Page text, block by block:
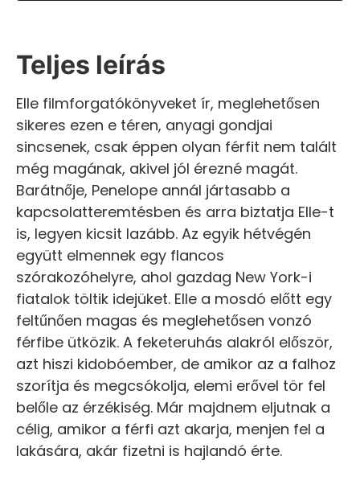
Teljes leírás
Elle filmforgatókönyveket ír, meglehetősen
sikeres ezen e téren, anyagi gondjai
sincsenek, csak éppen olyan férfit nem talált
még magának, akivel jól érezné magát.
Barátnője, Penelope annál jártasabb a
kapcsolatteremtésben és arra biztatja Elle-t
is, legyen kicsit lazább. Az egyik hétvégén
együtt elmennek egy flancos
szórakozóhelyre, ahol gazdag New York-i
fiatalok töltik idejüket. Elle a mosdó előtt egy
feltűnően magas és meglehetősen vonzó
férfibe ütközik. A feketeruhás alakról először,
azt hiszi kidobóember, de amikor az a falhoz
szorítja és megcsókolja, elemi erővel tör fel
belőle az érzékiség. Már majdnem eljutnak a
célig, amikor a férfi azt akarja, menjen fel a
lakására, akár fizetni is hajlandó érte.